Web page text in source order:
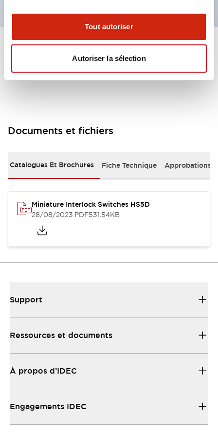
Tout autoriser
Autoriser la sélection +
Environmental Specifications
Documents et fichiers
Catalogues Et Brochures Fiche Technique Approbations
Miniature Interlock Switches HS5D
28/08/2023.PDF531.54KB
Support
Ressources et documents
À propos d’IDEC
Engagements IDEC